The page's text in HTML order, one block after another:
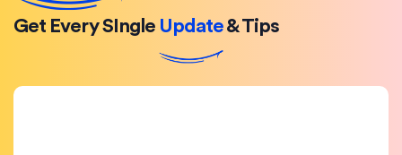
Get Every SIngle Update& Tips